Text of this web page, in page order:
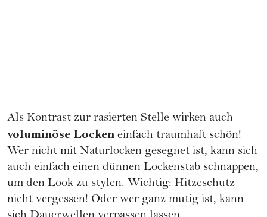
Als Kontrast zur rasierten Stelle wirken auch
voluminöse Locken einfach traumhaft schön!
Wer nicht mit Naturlocken gesegnet ist, kann sich
auch einfach einen dünnen Lockenstab schnappen,
um den Look zu stylen. Wichtig: Hitzeschutz
nicht vergessen! Oder wer ganz mutig ist, kann